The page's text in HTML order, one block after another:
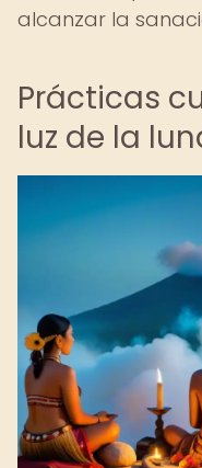
alcanzar la
Prácticas
luz de la